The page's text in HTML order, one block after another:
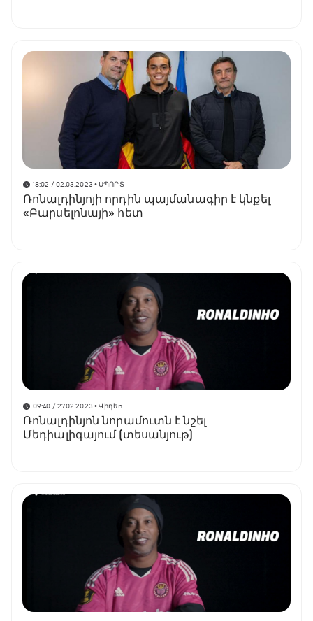
18:02 / 02.03.2023 • ՍՊՈՐՏ
Ռոնալդինյոյի որդին պայմանագիր է կնքել
«Բարսելոնայի» հետ
09:40 / 27.02.2023 • Վիդեո
Ռոնալդինյոն նորամուտն է նշել
Մեդիալիգայում (տեսանյութ)